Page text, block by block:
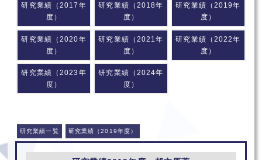
研究業績（2017年
度）
研究業績（2018年
度）
研究業績（2019年
度）
研究業績（2020年
度）
研究業績（2021年
度）
研究業績（2022年
度）
研究業績（2023年
度）
研究業績（2024年
度）
研究業績一覧 研究業績（2019年度）